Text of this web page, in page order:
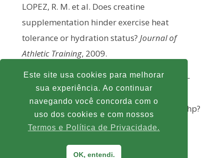
LOPEZ, R. M. et al. Does creatine
supplementation hinder exercise heat
tolerance or hydration status? Journal of
Athletic Training, 2009.
Crédito imagem destacada: By Flowizm … –
IMG_8983, CC BY 2.0,
https://commons.wikimedia.org/w/index.php?
curid=47495533
Este site usa cookies para melhorar
sua experiência. Ao continuar
navegando você concorda com o
uso dos cookies e com nossos
Termos e Política de Privacidade.
OK, entendi.